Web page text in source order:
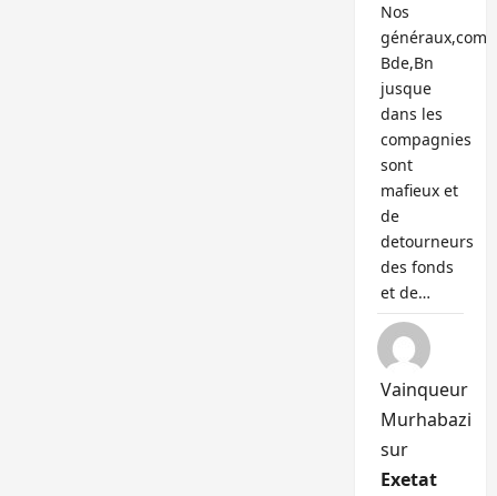
Nos
généraux,com
Bde,Bn
jusque
dans les
compagnies
sont
mafieux et
de
detourneurs
des fonds
et de…
Vainqueur
Murhabazi
sur
Exetat